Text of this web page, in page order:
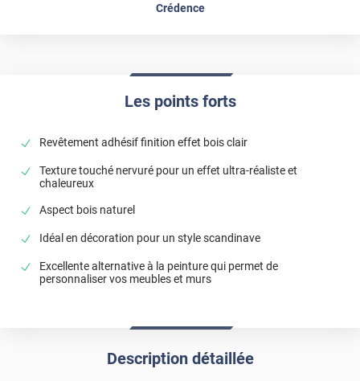
Crédence
Les points forts
Revêtement adhésif finition effet bois clair
Texture touché nervuré pour un effet ultra-réaliste et
chaleureux
Aspect bois naturel
Idéal en décoration pour un style scandinave
Excellente alternative à la peinture qui permet de
personnaliser vos meubles et murs
Description détaillée